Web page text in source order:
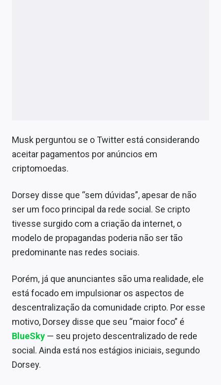
Musk perguntou se o Twitter está considerando
aceitar pagamentos por anúncios em
criptomoedas.
Dorsey disse que “sem dúvidas”, apesar de não
ser um foco principal da rede social. Se cripto
tivesse surgido com a criação da internet, o
modelo de propagandas poderia não ser tão
predominante nas redes sociais.
Porém, já que anunciantes são uma realidade, ele
está focado em impulsionar os aspectos de
descentralização da comunidade cripto. Por esse
motivo, Dorsey disse que seu “maior foco” é
BlueSky — seu projeto descentralizado de rede
social. Ainda está nos estágios iniciais, segundo
Dorsey.